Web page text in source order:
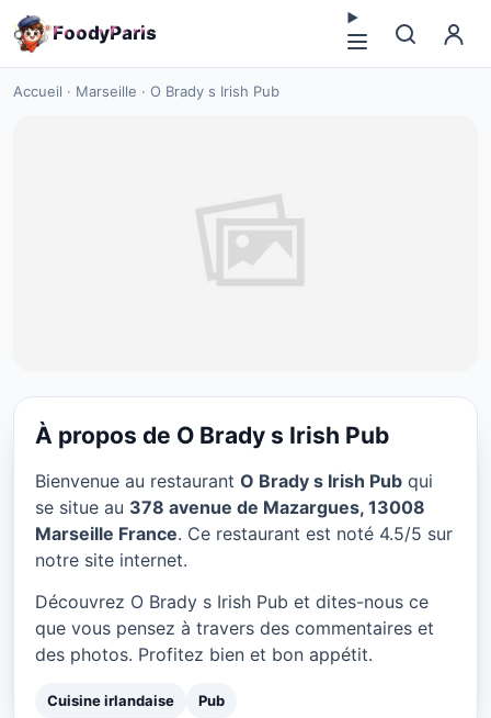
FoodyParis
Accueil · Marseille · O Brady s Irish Pub
O Brady s Irish Pub à
Marseille
★ 4.5/5
À propos de O Brady s Irish Pub
Bienvenue au restaurant O Brady s Irish Pub qui
se situe au 378 avenue de Mazargues, 13008
Marseille France. Ce restaurant est noté 4.5/5 sur
notre site internet.
Découvrez O Brady s Irish Pub et dites-nous ce
que vous pensez à travers des commentaires et
des photos. Profitez bien et bon appétit.
Cuisine irlandaise Pub